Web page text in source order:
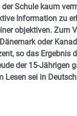
Schule kaum
Information zu
objektiven. Zum
oder
so das Ergebnis
der 15-Jährigen
Lesen sei in